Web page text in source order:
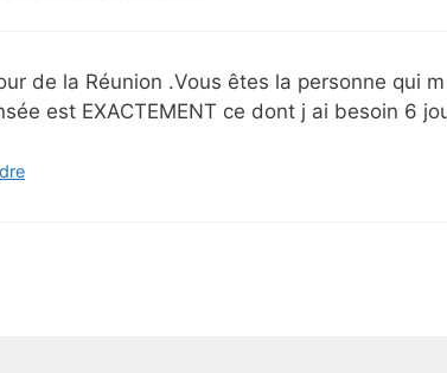
de la Réunion .Vous êtes la personne qui
est EXACTEMENT ce dont j ai besoin 6